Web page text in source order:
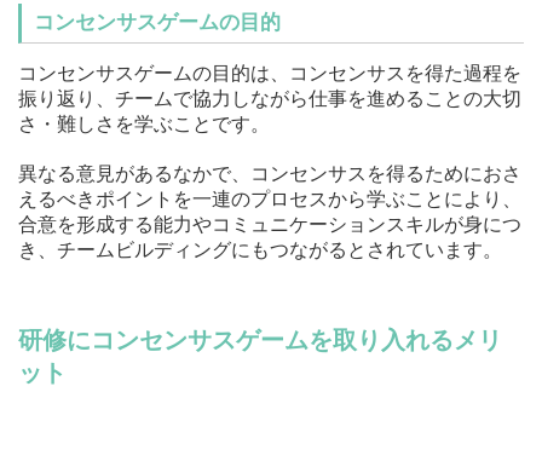
コンセンサスゲームの目的
コンセンサスゲームの目的は、コンセンサスを得た過程を
振り返り、チームで協力しながら仕事を進めることの大切
さ・難しさを学ぶことです。
異なる意見があるなかで、コンセンサスを得るためにおさ
えるべきポイントを一連のプロセスから学ぶことにより、
合意を形成する能力やコミュニケーションスキルが身につ
き、チームビルディングにもつながるとされています。
研修にコンセンサスゲームを取り入れるメリ
ット